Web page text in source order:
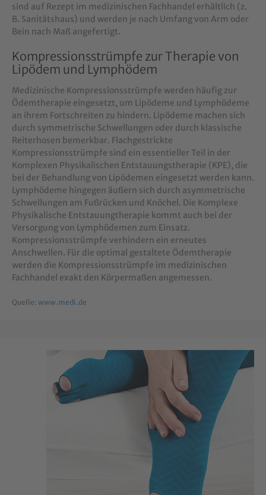
sind auf Rezept im medizinischen Fachhandel erhältlich (z.
B. Sanitätshaus) und werden je nach Umfang von Arm oder
Bein nach Maß angefertigt.
Kompressionsstrümpfe zur Therapie von
Lipödem und Lymphödem
Medizinische Kompressionsstrümpfe werden häufig zur
Ödemtherapie eingesetzt, um Lipödeme und Lymphödeme
an ihrem Fortschreiten zu hindern. Lipödeme machen sich
durch symmetrische Schwellungen oder durch klassische
Reiterhosen bemerkbar. Flachgestrickte
Kompressionsstrümpfe sind ein essentieller Teil in der
Komplexen Physikalischen Entstauungstherapie (KPE), die
bei der Behandlung von Lipödemen eingesetzt werden kann.
Lymphödeme hingegen äußern sich durch asymmetrische
Schwellungen am Fußrücken und Knöchel. Die Komplexe
Physikalische Entstauungtherapie kommt auch bei der
Versorgung von Lymphödemen zum Einsatz.
Kompressionsstrümpfe verhindern ein erneutes
Anschwellen. Für die optimal gestaltete Ödemtherapie
werden die Kompressionsstrümpfe im medizinischen
Fachhandel exakt den Körpermaßen angemessen.
Quelle: www.medi.de